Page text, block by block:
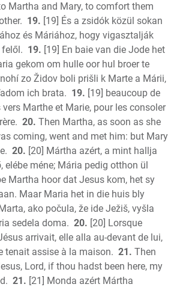
Martha and Mary, to comfort them
19. [19] És a zsidók közül sokan
és Máriához, hogy vigasztalják
felől. 19. [19] En baie van die Jode het
gekom om hulle oor hul broer te
zo Židov boli prišli k Marte a Márii,
ich brata. 19. [19] beaucoup de
Marthe et Marie, pour les consoler
20. Then Martha, as soon as she
coming, went and met him: but Mary
20. [20] Mártha azért, a mint hallja
elébe méne; Mária pedig otthon ül
Martha hoor dat Jesus kom, het sy
Maar Maria het in die huis bly
ako počula, že ide Ježiš, vyšla
sedela doma. 20. [20] Lorsque
arrivait, elle alla au-devant de lui,
tenait assise à la maison. 21. Then
Lord, if thou hadst been here, my
21. [21] Monda azért Mártha